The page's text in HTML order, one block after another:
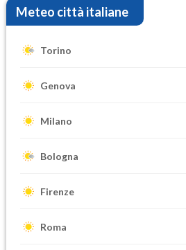
Meteo città italiane
Torino
Genova
Milano
Bologna
Firenze
Roma